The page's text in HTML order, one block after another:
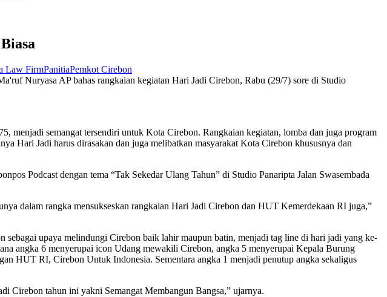
Law FirmPanitiaPemkot Cirebon
Nuryasa AP bahas rangkaian kegiatan Hari Jadi Cirebon, Rabu (29/7) sore di Studio
semangat tersendiri untuk Kota Cirebon. Rangkaian kegiatan, lomba dan juga program
Hari Jadi harus dirasakan dan juga melibatkan masyarakat Kota Cirebon khususnya dan
Podcast dengan tema “Tak Sekedar Ulang Tahun” di Studio Panaripta Jalan Swasembada
dalam rangka mensukseskan rangkaian Hari Jadi Cirebon dan HUT Kemerdekaan RI juga,”
sebagai upaya melindungi Cirebon baik lahir maupun batin, menjadi tag line di hari jadi yang ke-
angka 6 menyerupai icon Udang mewakili Cirebon, angka 5 menyerupai Kepala Burung
HUT RI, Cirebon Untuk Indonesia. Sementara angka 1 menjadi penutup angka sekaligus
Cirebon tahun ini yakni Semangat Membangun Bangsa,” ujarnya.